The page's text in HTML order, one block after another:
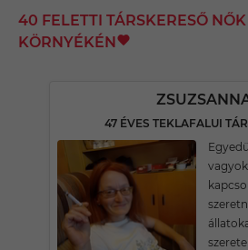
40 FELETTI TÁRSKERESŐ
KÖRNYÉKÉN
47 ÉVES TEKLAFALUI